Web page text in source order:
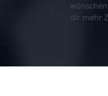
dir mehr